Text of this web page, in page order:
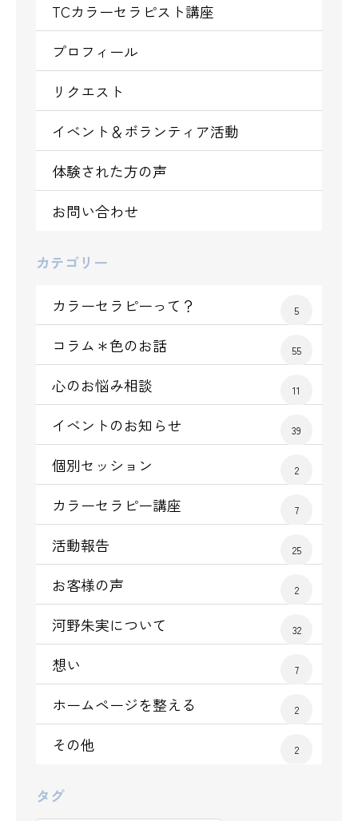
TCカラーセラピスト講座
プロフィール
リクエスト
イベント＆ボランティア活動
体験された方の声
お問い合わせ
カテゴリー
カラーセラピーって？ 5
コラム＊色のお話 55
心のお悩み相談 11
イベントのお知らせ 39
個別セッション 2
カラーセラピー講座 7
活動報告 25
お客様の声 2
河野朱実について 32
想い 7
ホームページを整える 2
その他 2
タグ